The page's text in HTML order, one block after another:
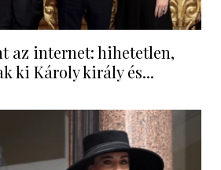
az internet: hihetetlen,
ki Károly király és...